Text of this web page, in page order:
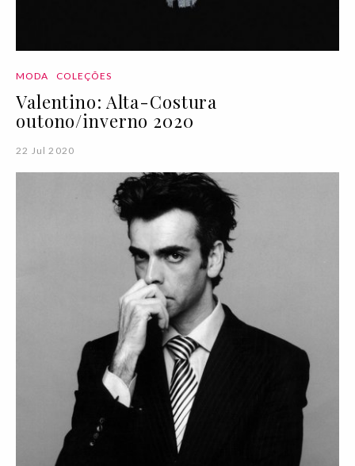
MODA COLEÇÕES
Valentino: Alta-Costura
outono/inverno 2020
22 Jul 2020